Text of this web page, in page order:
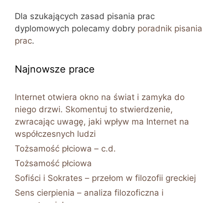
Dla szukających zasad pisania prac
dyplomowych polecamy dobry poradnik pisania
prac.
Najnowsze prace
Internet otwiera okno na świat i zamyka do
niego drzwi. Skomentuj to stwierdzenie,
zwracając uwagę, jaki wpływ ma Internet na
współczesnych ludzi
Tożsamość płciowa – c.d.
Tożsamość płciowa
Sofiści i Sokrates – przełom w filozofii greckiej
Sens cierpienia – analiza filozoficzna i